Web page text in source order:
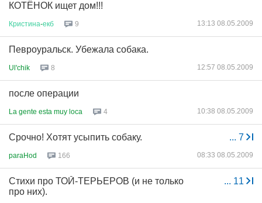
КОТЁНОК ищет дом!!!
Кристина-екб 9 13:13 08.05.2009
Певроуральск. Убежала собака.
Ul'chik 8 12:57 08.05.2009
после операции
La gente esta muy loca 4 10:38 08.05.2009
... 7
Срочно! Хотят усыпить собаку.
paraHod 166 08:33 08.05.2009
... 11
Стихи про ТОЙ-ТЕРЬЕРОВ (и не только
про них).